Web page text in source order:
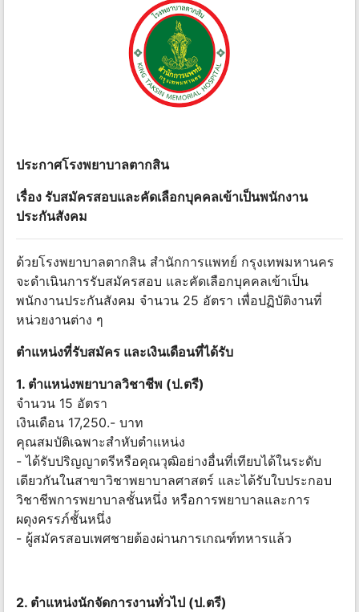
ประกาศโรงพยาบาลตากสิน
เรื่อง รับสมัครสอบและคัดเลือกบุคคลเข้าเป็นพนักงาน
ประกันสังคม
ด้วยโรงพยาบาลตากสิน สำนักการแพทย์ กรุงเทพมหานคร
จะดำเนินการรับสมัครสอบ และคัดเลือกบุคคลเข้าเป็น
พนักงานประกันสังคม จำนวน 25 อัตรา เพื่อปฏิบัติงานที่
หน่วยงานต่าง ๆ
ตําแหน่งที่รับสมัคร และเงินเดือนที่ได้รับ
1. ตําแหน่งพยาบาลวิชาชีพ (ป.ตรี)
จํานวน 15 อัตรา
เงินเดือน 17,250.- บาท
คุณสมบัติเฉพาะสำหับตำแหน่ง
- ได้รับปริญญาตรีหรือคุณวุฒิอย่างอื่นที่เทียบได้ในระดับ
เดียวกันในสาขาวิชาพยาบาลศาสตร์ และได้รับใบประกอบ
วิชาชีพการพยาบาลชั้นหนึ่ง หรือการพยาบาลและการ
ผดุงครรภ์ชั้นหนึ่ง
- ผู้สมัครสอบเพศชายต้องผ่านการเกณฑ์ทหารแล้ว
2. ตําแหน่งนักจัดการงานทั่วไป (ป.ตรี)